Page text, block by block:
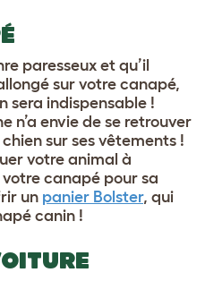
paresseux et qu’il
sur votre canapé,
sera indispensable !
n’a envie de se retrouver
sur ses vêtements !
votre animal à
votre canapé pour sa
un panier Bolster, qui
canin !